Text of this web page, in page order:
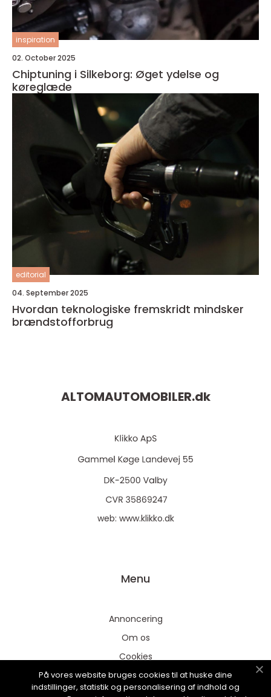
inspiration
02. October 2025
Chiptuning i Silkeborg: Øget ydelse og
køreglæde
editorial
04. September 2025
Hvordan teknologiske fremskridt mindsker
brændstofforbrug
ALTOMAUTOMOBILER.dk
web: www.klikko.dk
Menu
Annoncering
Om os
Cookies
Kontakt os
Sitemap
På vores website bruges cookies til at huske dine
indstillinger, statistik og personalisering af indhold og